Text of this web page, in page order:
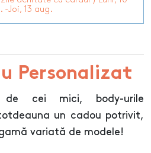
-Joi, 13 aug.
Personalizat
cei mici, body-urile
un cadou potrivit,
variată de modele!